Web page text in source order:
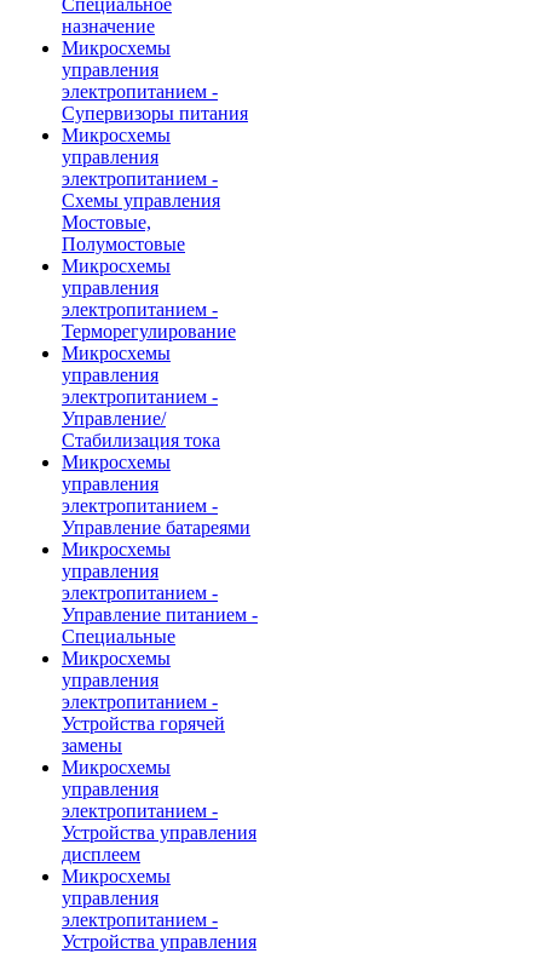
Специальное
назначение
Микросхемы
управления
электропитанием -
Супервизоры питания
Микросхемы
управления
электропитанием -
Схемы управления
Мостовые,
Полумостовые
Микросхемы
управления
электропитанием -
Терморегулирование
Микросхемы
управления
электропитанием -
Управление/
Стабилизация тока
Микросхемы
управления
электропитанием -
Управление батареями
Микросхемы
управления
электропитанием -
Управление питанием -
Специальные
Микросхемы
управления
электропитанием -
Устройства горячей
замены
Микросхемы
управления
электропитанием -
Устройства управления
дисплеем
Микросхемы
управления
электропитанием -
Устройства управления